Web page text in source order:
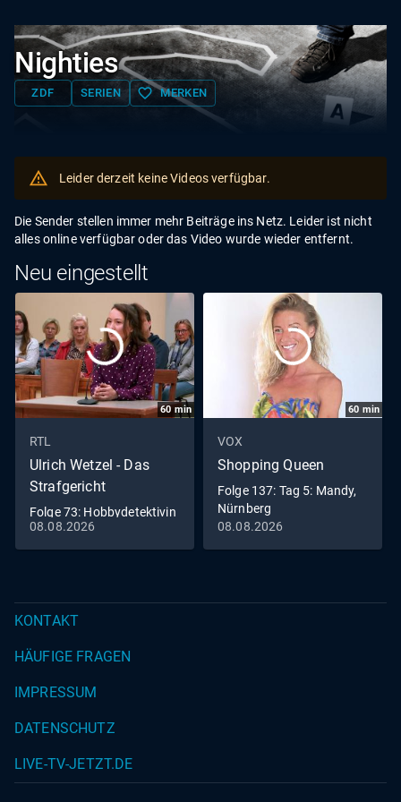
Nighties
ZDF SERIEN favorite_border MERKEN
Leider derzeit keine Videos verfügbar.
Die Sender stellen immer mehr Beiträge ins Netz. Leider ist nicht
alles online verfügbar oder das Video wurde wieder entfernt.
Neu eingestellt
60 min
RTL
Ulrich Wetzel - Das
Strafgericht
Folge 73: Hobbydetektivin
wird Opfer eines
hinterhältigen
08.08.2026
60 min
VOX
Shopping Queen
Folge 137: Tag 5: Mandy,
Nürnberg
08.08.2026
KONTAKT
HÄUFIGE FRAGEN
IMPRESSUM
DATENSCHUTZ
LIVE-TV-JETZT.DE